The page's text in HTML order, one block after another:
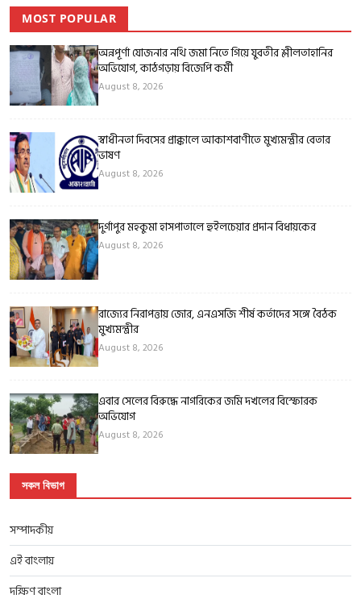
MOST POPULAR
অন্নপূর্ণা যোজনার নথি জমা নিতে গিয়ে যুবতীর শ্লীলতাহানির
অভিযোগ, কাঠগড়ায় বিজেপি কর্মী
August 8, 2026
স্বাধীনতা দিবসের প্রাক্কালে আকাশবাণীতে মুখ্যমন্ত্রীর বেতার
ভাষণ
August 8, 2026
দুর্গাপুর মহকুমা হাসপাতালে হুইলচেয়ার প্রদান বিধায়কের
August 8, 2026
রাজ্যের নিরাপত্তায় জোর, এনএসজি শীর্ষ কর্তাদের সঙ্গে বৈঠক
মুখ্যমন্ত্রীর
August 8, 2026
এবার সেলের বিরুদ্ধে নাগরিকের জমি দখলের বিস্ফোরক
অভিযোগ
August 8, 2026
সকল বিভাগ
সম্পাদকীয়
এই বাংলায়
দক্ষিণ বাংলা